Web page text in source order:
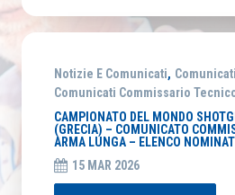
Notizie E Comunicati,
Comunicati Commissario
CAMPIONATO DEL MONDO
(GRECIA) – COMUNICATO
ARMA LUNGA – ELENCO
15 MAR 2026